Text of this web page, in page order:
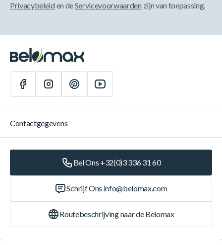
Privacybeleid en deServicevoorwaarden zijn van toepassing.
Contactgegevens
Bel Ons +32(0)3 336 31 60
Schrijf Ons info@belomax.com
Routebeschrijving naar de Belomax